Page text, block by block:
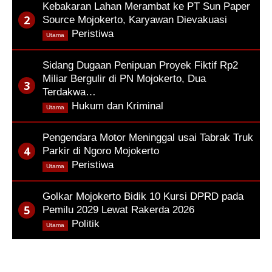
Kebakaran Lahan Merambat ke PT Sun Paper
Source Mojokerto, Karyawan Dievakuasi
Peristiwa
Utama
Sidang Dugaan Penipuan Proyek Fiktif Rp2
Miliar Bergulir di PN Mojokerto, Dua
Terdakwa…
Hukum dan Kriminal
Utama
Pengendara Motor Meninggal usai Tabrak Truk
Parkir di Ngoro Mojokerto
Peristiwa
Utama
Golkar Mojokerto Bidik 10 Kursi DPRD pada
Pemilu 2029 Lewat Rakerda 2026
Politik
Utama